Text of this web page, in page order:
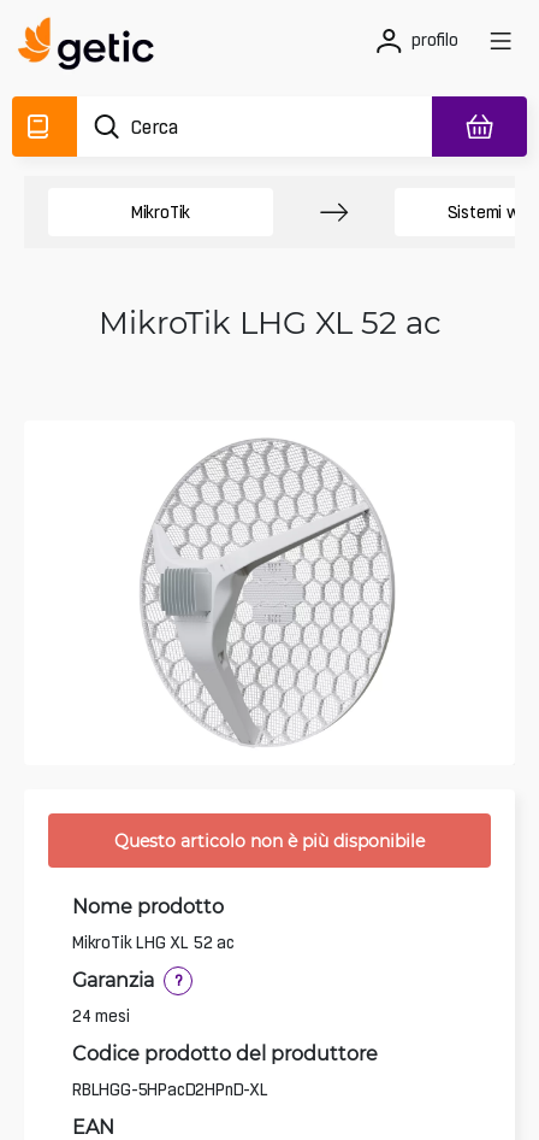
profilo
MikroTik Sistemi
MikroTik LHG XL 52 ac
Questo articolo non è più disponibile
Nome prodotto
MikroTik LHG XL 52 ac
Garanzia ?
24 mesi
Codice prodotto del produttore
RBLHGG-5HPacD2HPnD-XL
EAN